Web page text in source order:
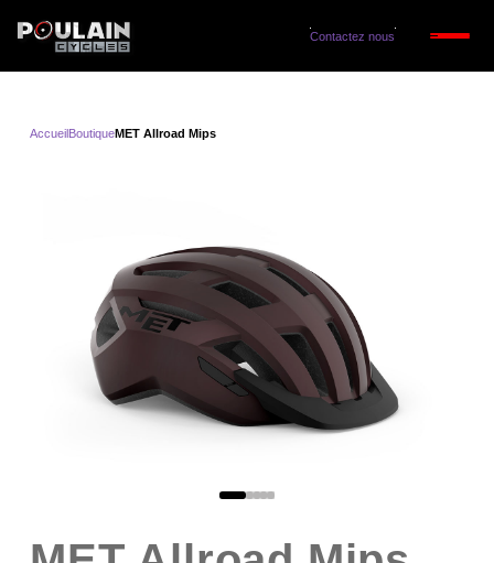
Contactez nous
Accueil BoutiqueMET Allroad Mips